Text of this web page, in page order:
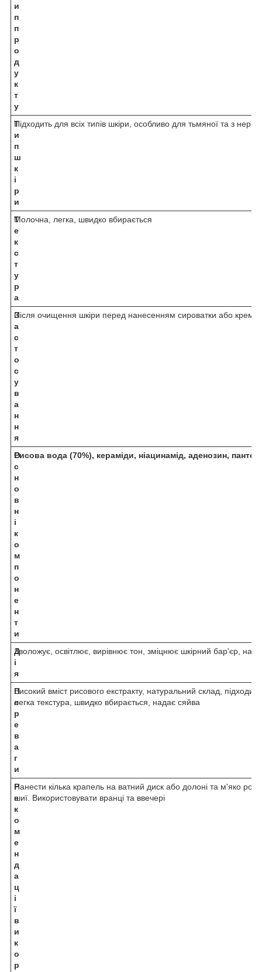
и
п
п
р
о
д
у
к
т
у
Т
и
п
ш
к
і
р
и
Підходить для всіх типів шкіри, особливо для тьмяної та з
Т
е
к
с
т
у
р
а
Молочна, легка, швидко вбирається
З
а
с
т
о
с
у
в
а
н
н
я
Після очищення шкіри перед нанесенням сироватки або крему
О
с
н
о
в
н
і
к
о
м
п
о
н
е
н
т
и
Рисова вода (70%), кераміди, ніацинамід, аденозин,
Д
і
я
Зволожує, освітлює, вирівнює тон, зміцнює шкірний бар'єр,
П
е
р
е
в
а
г
и
Високий вміст рисового екстракту, натуральний склад,
легка текстура, швидко вбирається, надає сяйва
Р
е
к
о
м
е
н
д
а
ц
і
ї
в
и
к
о
р
Нанести кілька крапель на ватний диск або долоні та м'яко
шиї. Використовувати вранці та ввечері